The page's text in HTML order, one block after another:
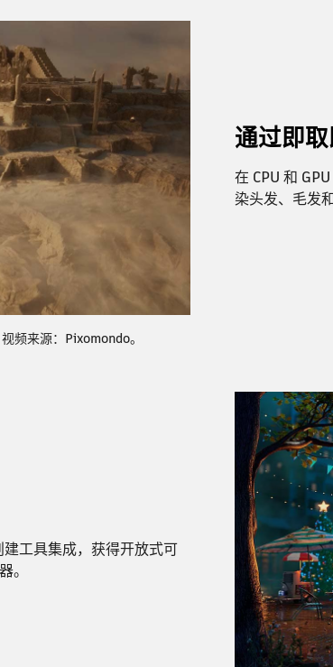
频来源：Pixomondo。
通过即
在 CPU 和
染头发、毛发
工具集成，获得开放式可
。